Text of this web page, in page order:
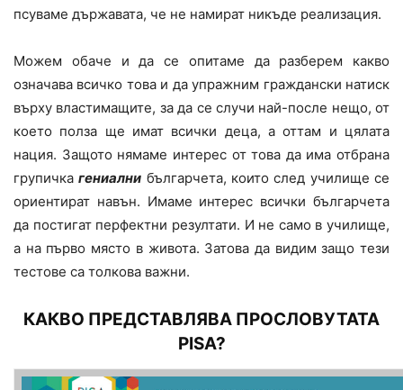
псуваме държавата, че не намират никъде реализация.
Можем обаче и да се опитаме да разберем какво
означава всичко това и да упражним граждански натиск
върху властимащите, за да се случи най-после нещо, от
което полза ще имат всички деца, а оттам и цялата
нация. Защото нямаме интерес от това да има отбрана
групичкагениални българчета, които след училище се
ориентират навън. Имаме интерес всички българчета
да постигат перфектни резултати. И не само в училище,
а на първо място в живота. Затова да видим защо тези
тестове са толкова важни.
КАКВО ПРЕДСТАВЛЯВА ПРОСЛОВУТАТА
PISA?